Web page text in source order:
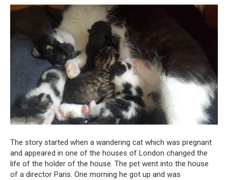
The story started when a wandering cat which was pregnant
and appeared in one of the houses of London changed the
life of the holder of the house. The pet went into the house
of a director Paris. One morning he got up and was